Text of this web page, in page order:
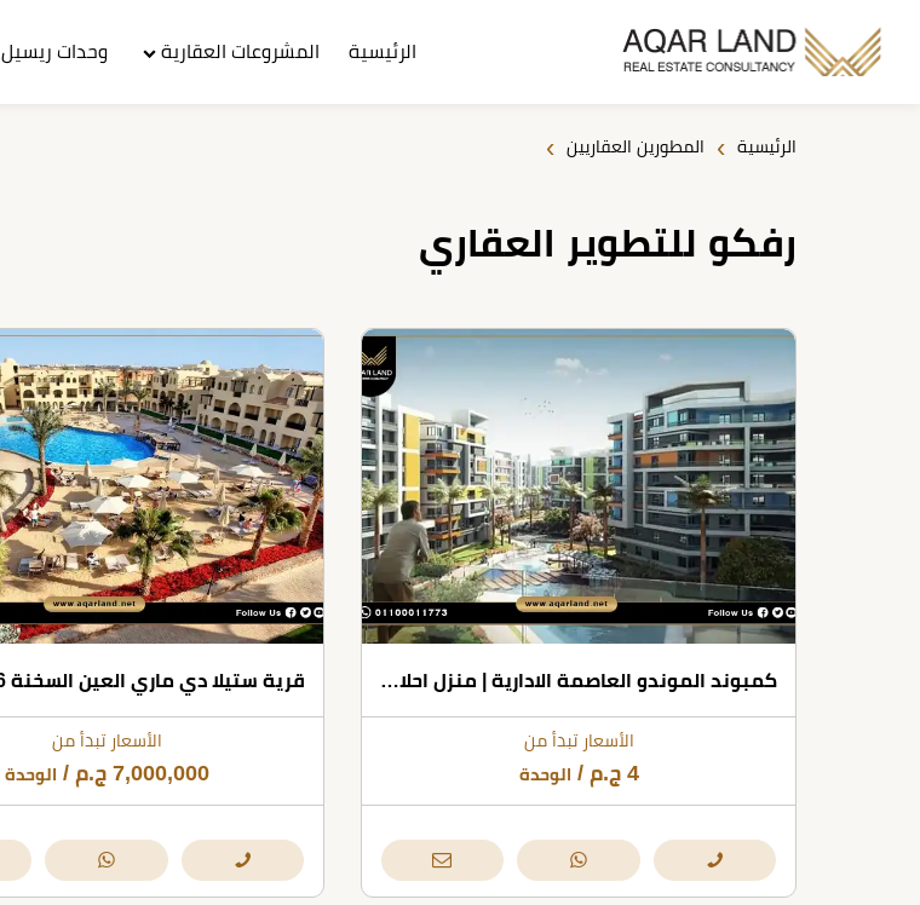
الرئيسية المشروعات العقارية وحدات ريسيل
الرئيسية › المطورين العقاريين ›
رفكو للتطوير العقاري
كمبوند الموندو العاصمة الادارية | منزل احلامك بمقدم 10% فقط
الأسعار تبدأ من
4 ج.م / الوحدة
الأسعار تبدأ من
7,000,000 ج.م / الوحدة